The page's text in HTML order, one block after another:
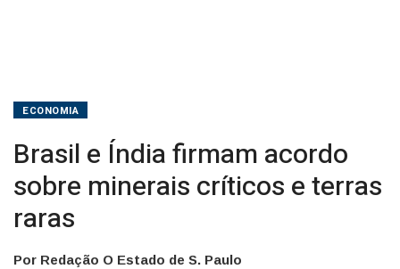
ECONOMIA
Brasil e Índia firmam acordo
sobre minerais críticos e terras
raras
Por Redação O Estado de S. Paulo